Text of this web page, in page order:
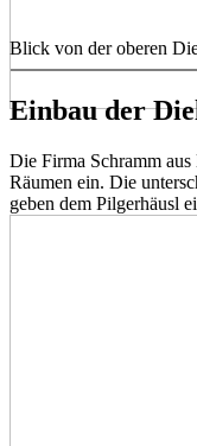
Blick von der oberen
Einbau der
Die Firma Schramm
Räumen ein. Die
geben dem Pilgerhäusl